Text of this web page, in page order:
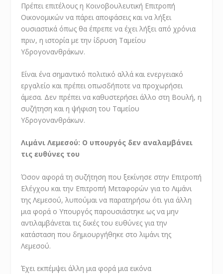
Πρέπει επιτέλους η Κοινοβουλευτική Επιτροπή
Οικονομικών να πάρει αποφάσεις και να λήξει
ουσιαστικά όπως θα έπρεπε να έχει λήξει από χρόνια
πριν, η ιστορία με την ίδρυση Ταμείου
Υδρογονανθράκων.
Είναι ένα σημαντικό πολιτικό αλλά και ενεργειακό
εργαλείο και πρέπει οπωσδήποτε να προχωρήσει
άμεσα. Δεν πρέπει να καθυστερήσει άλλο στη Βουλή, η
συζήτηση και η ψήφιση του Ταμείου
Υδρογονανθράκων.
Λιμάνι Λεμεσού: Ο υπουργός δεν αναλαμβάνει
τις ευθύνες του
Όσον αφορά τη συζήτηση που ξεκίνησε στην Επιτροπή
Ελέγχου και την Επιτροπή Μεταφορών για το Λιμάνι
της Λεμεσού, λυπούμαι να παρατηρήσω ότι για άλλη
μια φορά ο Υπουργός παρουσιάστηκε ως να μην
αντιλαμβάνεται τις δικές του ευθύνες για την
κατάσταση που δημιουργήθηκε στο λιμάνι της
Λεμεσού.
Έχει εκπέμψει άλλη μια φορά μια εικόνα